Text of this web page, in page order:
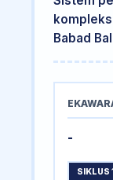
Babad
-
SIKLUS